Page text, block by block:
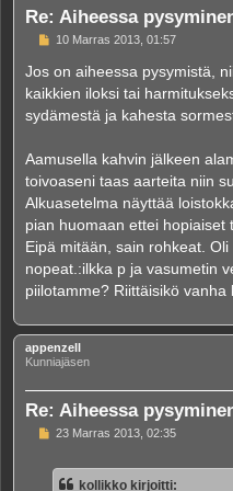
Re: Aiheessa
V
e
t
i
10 Marras 2013, 01:57
Jos on aiheessa pysymistä,
kaikkien iloksi tai
sydämestä ja kahesta
Aamusella kahvin jälkeen
toivoaseni taas aarteita niin
Alkuasetelma näyttää
pian huomaan ettei hopiaiset
Eipä mitään, sain rohkeat.
nopeat.:ilkka p ja vasumetin
piilotamme? Riittäisikö vanha
appenzell
Kunniajäsen
Re: Aiheessa
V
s
23 Marras 2013, 02:35
kollikko kirjoitti: